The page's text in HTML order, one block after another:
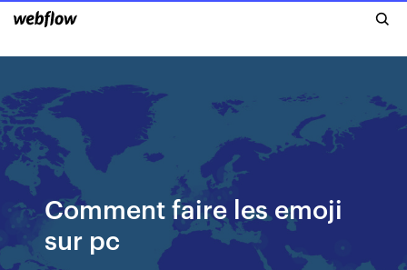
Comment faire les emoji
sur pc